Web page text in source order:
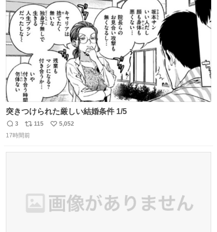
ト
数
数
突きつけられた厳しい結婚条件 1/5
返
信
3
リ
ポ
115
い
5,052
17時間前